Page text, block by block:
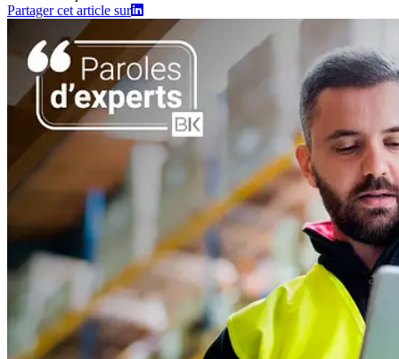
Partager cet article sur